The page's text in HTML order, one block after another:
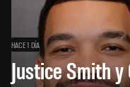
HACE 1 DÍA
Justice Smith